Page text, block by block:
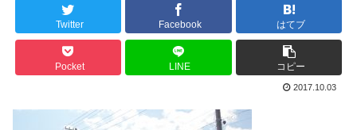
Twitter Facebook はてブ
Pocket LINE コピー
2017.10.03